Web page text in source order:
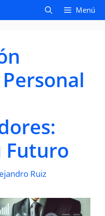
Menú
Futuro
Ruiz